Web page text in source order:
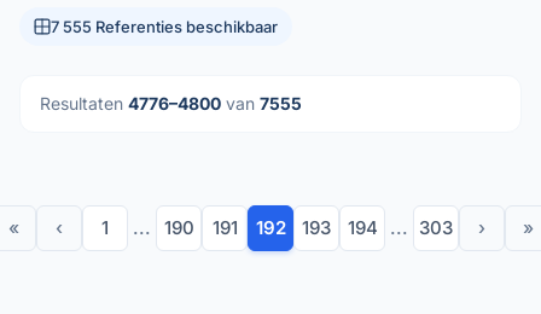
7 555 Referenties beschikbaar
Resultaten 4776–4800 van 7555
« ‹ 1 ... 190 191 192 193 194 ... 303 › »